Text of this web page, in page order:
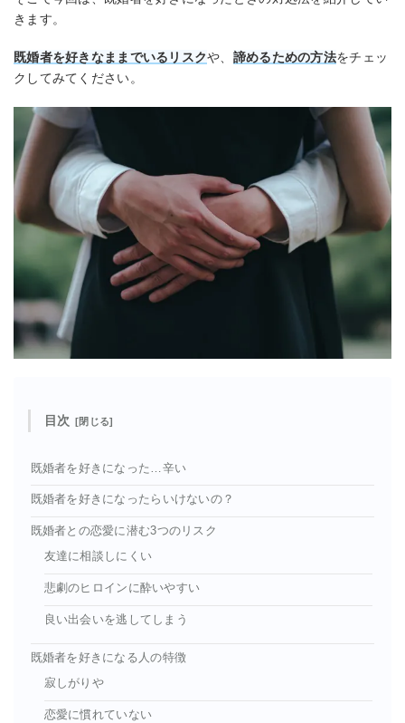
きます。
既婚者を好きなままでいるリスクや、 諦めるための方法をチェッ
クしてみてください。
目次
既婚者を好きになった…辛い
既婚者を好きになったらいけないの？
既婚者との恋愛に潜む3つのリスク
友達に相談しにくい
悲劇のヒロインに酔いやすい
良い出会いを逃してしまう
既婚者を好きになる人の特徴
寂しがりや
恋愛に慣れていない